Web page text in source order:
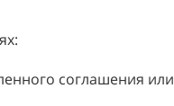
соглашения или